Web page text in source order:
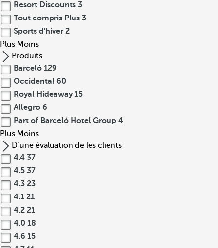
Resort Discounts 3
Tout compris Plus 3
Sports d'hiver 2
Plus Moins
Produits
Barceló 129
Occidental 60
Royal Hideaway 15
Allegro 6
Part of Barceló Hotel Group 4
Plus Moins
D’une évaluation de les clients
4.4 37
4.5 37
4.3 23
4.1 21
4.2 21
4.0 18
4.6 15